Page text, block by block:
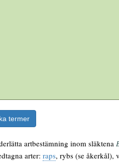
termer
artbestämning inom släktena
arter: raps, rybs (se åkerkål),